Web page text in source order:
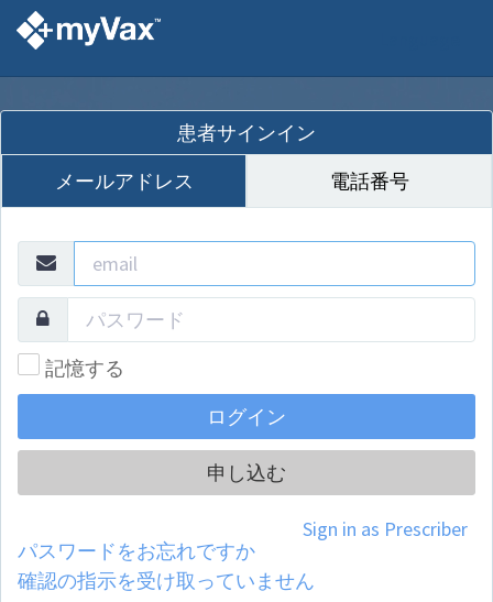
患者サインイン
メールアドレス
電話番号
記憶する
申し込む
Sign in as Prescriber
パスワードをお忘れですか
確認の指示を受け取っていません